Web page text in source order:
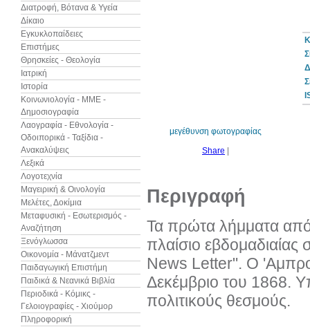
Διατροφή, Βότανα & Υγεία
Δίκαιο
Εγκυκλοπαίδειες
Επιστήμες
Θρησκείες - Θεολογία
Ιατρική
Ιστορία
Κοινωνιολογία - ΜΜΕ -
Δημοσιογραφία
Λαογραφία - Εθνολογία -
Οδοιπορικά - Ταξίδια -
Ανακαλύψεις
Λεξικά
Λογοτεχνία
Μαγειρική & Οινολογία
Μελέτες, Δοκίμια
Μεταφυσική - Εσωτερισμός -
Αναζήτηση
Ξενόγλωσσα
Οικονομία - Μάνατζμεντ
Παιδαγωγική Επιστήμη
Παιδικά & Νεανικά Βιβλία
Περιοδικά - Κόμικς -
Γελοιογραφίες - Χιούμορ
Πληροφορική
μεγέθυνση φωτογραφίας
Share
Περιγραφή
Τα πρώτα λήμματα
πλαίσιο
News Letter". Ο
Δεκέμβριο του 1868.
πολιτικούς θεσμούς.